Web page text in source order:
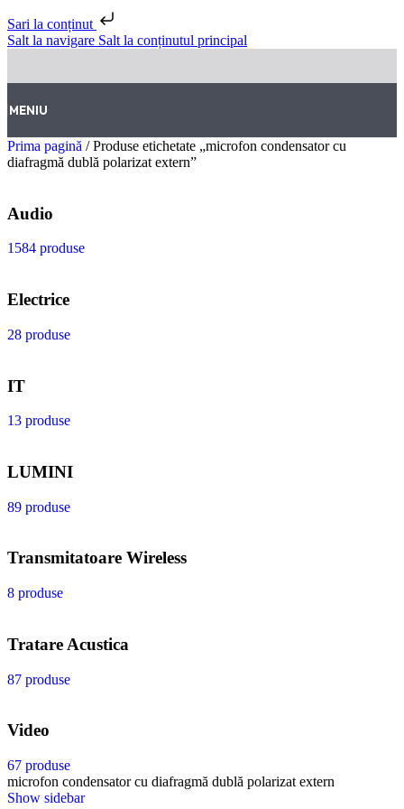
Sari la conținut
Salt la navigare Salt la conținutul principal
MENIU
Prima pagină / Produse etichetate „microfon condensator cu
diafragmă dublă polarizat extern”
Audio
1584 produse
Electrice
28 produse
IT
13 produse
LUMINI
89 produse
Transmitatoare Wireless
8 produse
Tratare Acustica
87 produse
Video
67 produse
microfon condensator cu diafragmă dublă polarizat extern
Show sidebar